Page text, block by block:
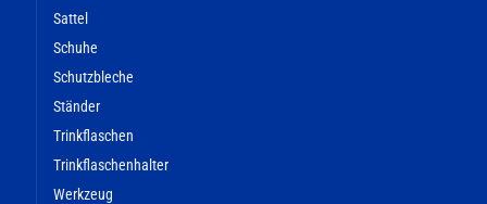
Sattel
Schuhe
Schutzbleche
Ständer
Trinkflaschen
Trinkflaschenhalter
Werkzeug